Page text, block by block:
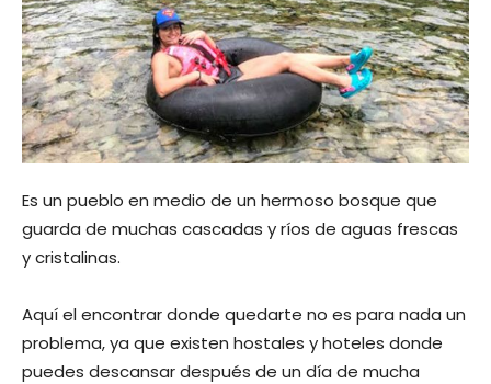
Es un pueblo en medio de un hermoso bosque que
guarda de muchas cascadas y ríos de aguas frescas
y cristalinas.
Aquí el encontrar donde quedarte no es para nada un
problema, ya que existen hostales y hoteles donde
puedes descansar después de un día de mucha